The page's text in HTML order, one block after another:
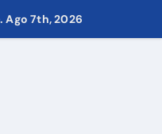
con vínculos familiares
Ago 7th, 2026